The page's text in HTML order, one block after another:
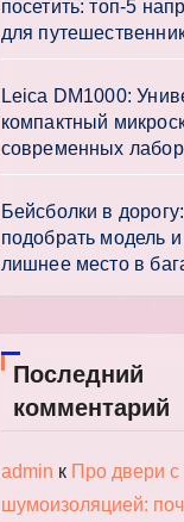
посетить: топ-5
для
Leica DM1000:
компактный
современных
Бейсболки в
подобрать модель
лишнее место в
Последний
комментарий
admin к Про двери с
шумоизоляцией: